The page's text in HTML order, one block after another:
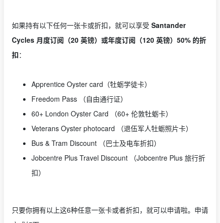
如果持有以下任何一张卡或折扣，就可以享受 Santander
Cycles 月度订阅（20 英镑）或年度订阅（120 英镑）50% 的折
扣：
Apprentice Oyster card（牡蛎学徒卡）
Freedom Pass （自由通行证）
60+ London Oyster Card （60+ 伦敦牡蛎卡）
Veterans Oyster photocard （退伍军人牡蛎照片卡）
Bus & Tram Discount （巴士及电车折扣）
Jobcentre Plus Travel Discount （Jobcentre Plus 旅行折
扣）
只要你拥有以上这6种任意一张卡或者折扣，就可以申请啦。申请